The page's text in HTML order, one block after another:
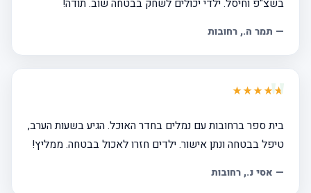
בשצ"פ וחיסל. ילדי יכולים לשחק בבטחה שוב. תודה!
— תמר ה., רחובות
★★★★★
בית ספר ברחובות עם נמלים בחדר האוכל. הגיע בשעות הערב,
טיפל בבטחה ונתן אישור. ילדים חזרו לאכול בבטחה. ממליץ!
— אסי נ., רחובות